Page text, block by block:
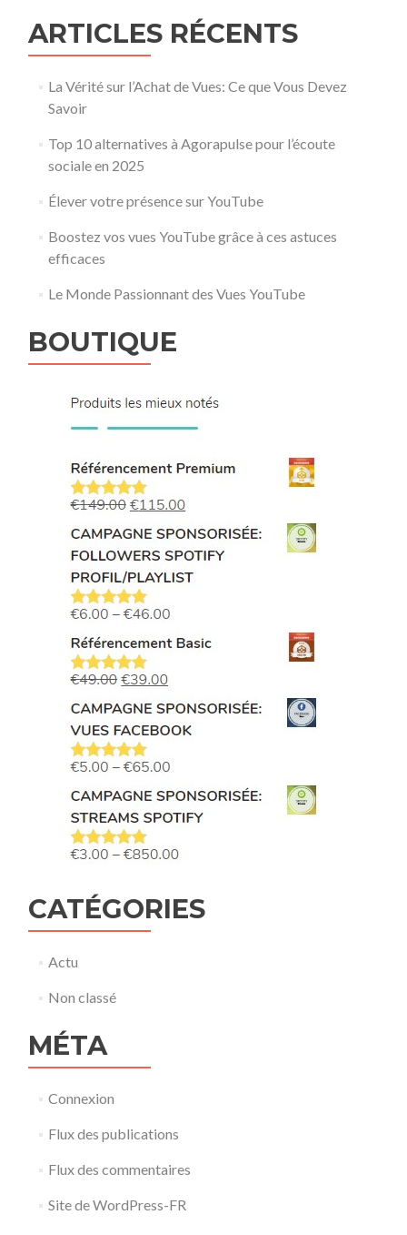
ARTICLES RÉCENTS
La Vérité sur l’Achat de Vues: Ce que Vous Devez
Savoir
Top 10 alternatives à Agorapulse pour l’écoute
sociale en 2025
Élever votre présence sur YouTube
Boostez vos vues YouTube grâce à ces astuces
efficaces
Le Monde Passionnant des Vues YouTube
BOUTIQUE
CATÉGORIES
Actu
Non classé
MÉTA
Connexion
Flux des publications
Flux des commentaires
Site de WordPress-FR